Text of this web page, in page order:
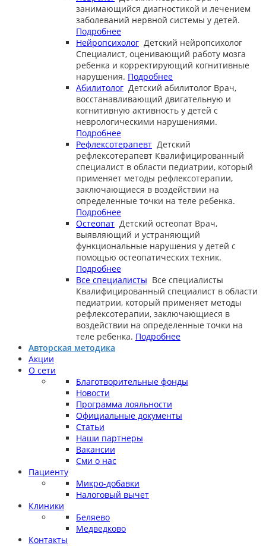
занимающийся диагностикой и лечением
заболеваний нервной системы у детей.
Подробнее
Нейропсихолог Детский нейропсихолог
Специалист, оценивающий работу мозга
ребенка и корректирующий когнитивные
нарушения. Подробнее
Абилитолог Детский абилитолог Врач,
восстанавливающий двигательную и
когнитивную активность у детей с
неврологическими нарушениями.
Подробнее
Рефлексотерапевт Детский
рефлексотерапевт Квалифицированный
специалист в области педиатрии, который
применяет методы рефлексотерапии,
заключающиеся в воздействии на
определенные точки на теле ребенка.
Подробнее
Остеопат Детский остеопат Врач,
выявляющий и устраняющий
функциональные нарушения у детей с
помощью остеопатических техник.
Подробнее
Все специалисты Все специалисты
Квалифицированный специалист в области
педиатрии, который применяет методы
рефлексотерапии, заключающиеся в
воздействии на определенные точки на
теле ребенка. Подробнее
Авторская методика
Акции
О сети
Благотворительные фонды
Новости
Программа лояльности
Официальные документы
Статьи
Наши партнеры
Вакансии
Сми о нас
Пациенту
Микро-добавки
Налоговый вычет
Клиники
Беляево
Медведково
Контакты